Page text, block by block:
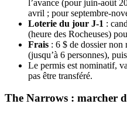
l’avance (pour juin-août
avril ; pour septembre-
Loterie du jour J-1 :
(heure des Rocheuses)
Frais : 6 $ de dossier non
(jusqu’à 6 personnes),
Le permis est nominatif,
pas être transféré.
The Narrows : marcher